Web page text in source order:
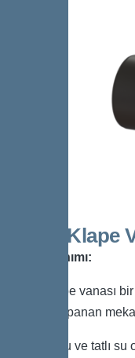
Boru Klape
Ürün Tanımı:
Boru klape vanası
olarak kapanan
Tuzlu ve tatlı